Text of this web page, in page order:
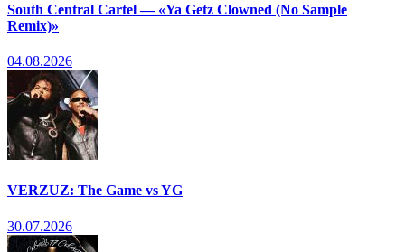
South Central Cartel — «Ya Getz Clowned (No Sample
Remix)»
04.08.2026
VERZUZ: The Game vs YG
30.07.2026